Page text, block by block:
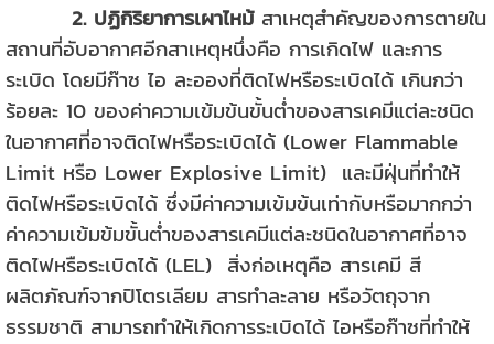
2. ปฏิกิริยาการเผาไหม้สาเหตุสำคัญของการตายใน
สถานที่อับอากาศอีกสาเหตุหนึ่งคือ การเกิดไฟ และการ
ระเบิด โดยมีก๊าซ ไอ ละอองที่ติดไฟหรือระเบิดได้ เกินกว่า
ร้อยละ 10 ของค่าความเข้มข้นขั้นต่ำของสารเคมีแต่ละชนิด
ในอากาศที่อาจติดไฟหรือระเบิดได้ (Lower Flammable
Limit หรือ Lower Explosive Limit) และมีฝุ่นที่ทำให้
ติดไฟหรือระเบิดได้ ซึ่งมีค่าความเข้มข้นเท่ากับหรือมากกว่า
ค่าความเข้มข้มขั้นต่ำของสารเคมีแต่ละชนิดในอากาศที่อาจ
ติดไฟหรือระเบิดได้ (LEL) สิ่งก่อเหตุคือ สารเคมี สี
ผลิตภัณฑ์จากปิโตรเลียม สารทำละลาย หรือวัตถุจาก
ธรรมชาติ สามารถทำให้เกิดการระเบิดได้ ไอหรือก๊าซที่ทำให้